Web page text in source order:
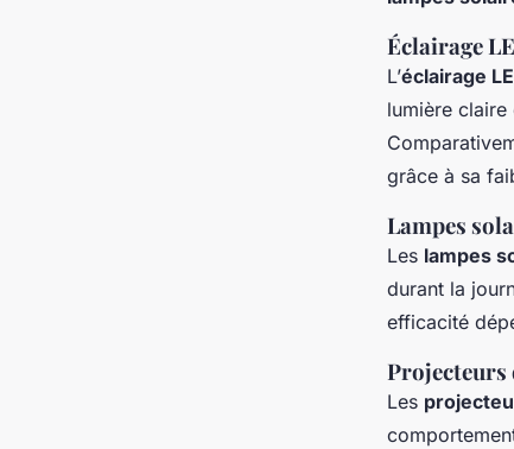
Éclairage
L’éclairage
lumière
grâce à sa
Lampes
Les lampes
durant la
efficacité
Projecteurs
Les